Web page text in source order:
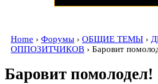
Home › Форумы › ОБЩИЕ ТЕМЫ ›
ОППОЗИТЧИКОВ › Баровит
Баровит помолодел!